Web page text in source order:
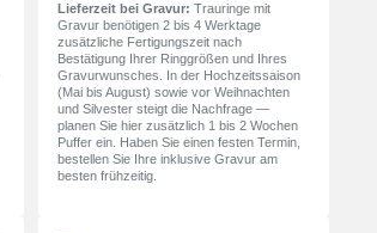
Lieferzeit bei Gravur: Trauringe mit
Gravur benötigen 2 bis 4 Werktage
zusätzliche Fertigungszeit nach
Bestätigung Ihrer Ringgrößen und Ihres
Gravurwunsches. In der Hochzeitssaison
(Mai bis August) sowie vor Weihnachten
und Silvester steigt die Nachfrage —
planen Sie hier zusätzlich 1 bis 2 Wochen
Puffer ein. Haben Sie einen festen Termin,
bestellen Sie Ihre inklusive Gravur am
besten frühzeitig.